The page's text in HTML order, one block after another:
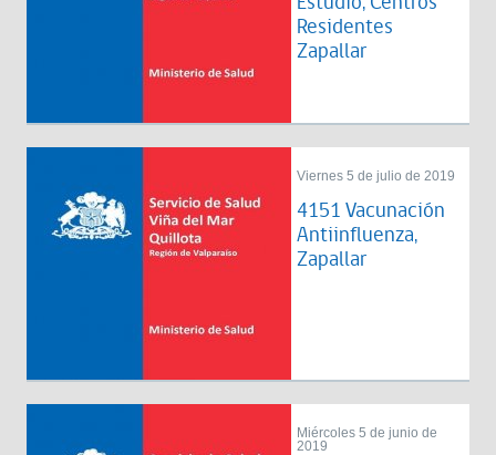
Residentes
Zapallar
Viernes 5 de julio de 2019
4151 Vacunación
Antiinfluenza,
Zapallar
Miércoles 5 de junio de
2019